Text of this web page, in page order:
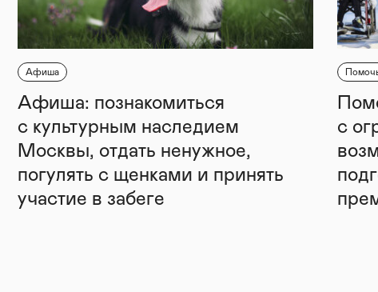
Афиша
Афиша: познакомиться
с культурным наследием
Москвы, отдать ненужное,
погулять с щенками и принять
участие в забеге
с